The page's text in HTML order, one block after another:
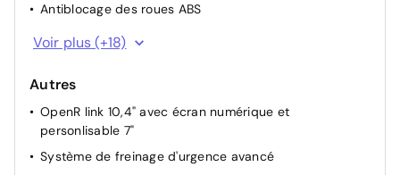
Antiblocage des roues ABS
Airbag passager déconnectable
Airbags frontaux
Aide au démarrage en côte
Répétiteurs latéraux de changement de direction
Harmonie noire
Voir plus (+18)
Autres
OpenR link 10,4" avec écran numérique et
personlisable 7"
Système de freinage d'urgence avancé